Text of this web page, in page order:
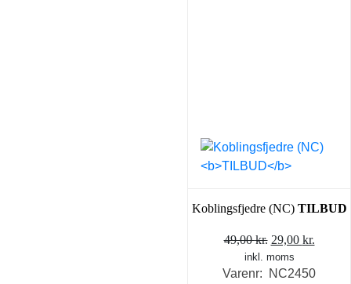
Koblingsfjedre (NC) TILBUD
49,00kr. Den
oprindelige
pris
29,00 kr.
pris
inkl. moms
Varenr: NC2450